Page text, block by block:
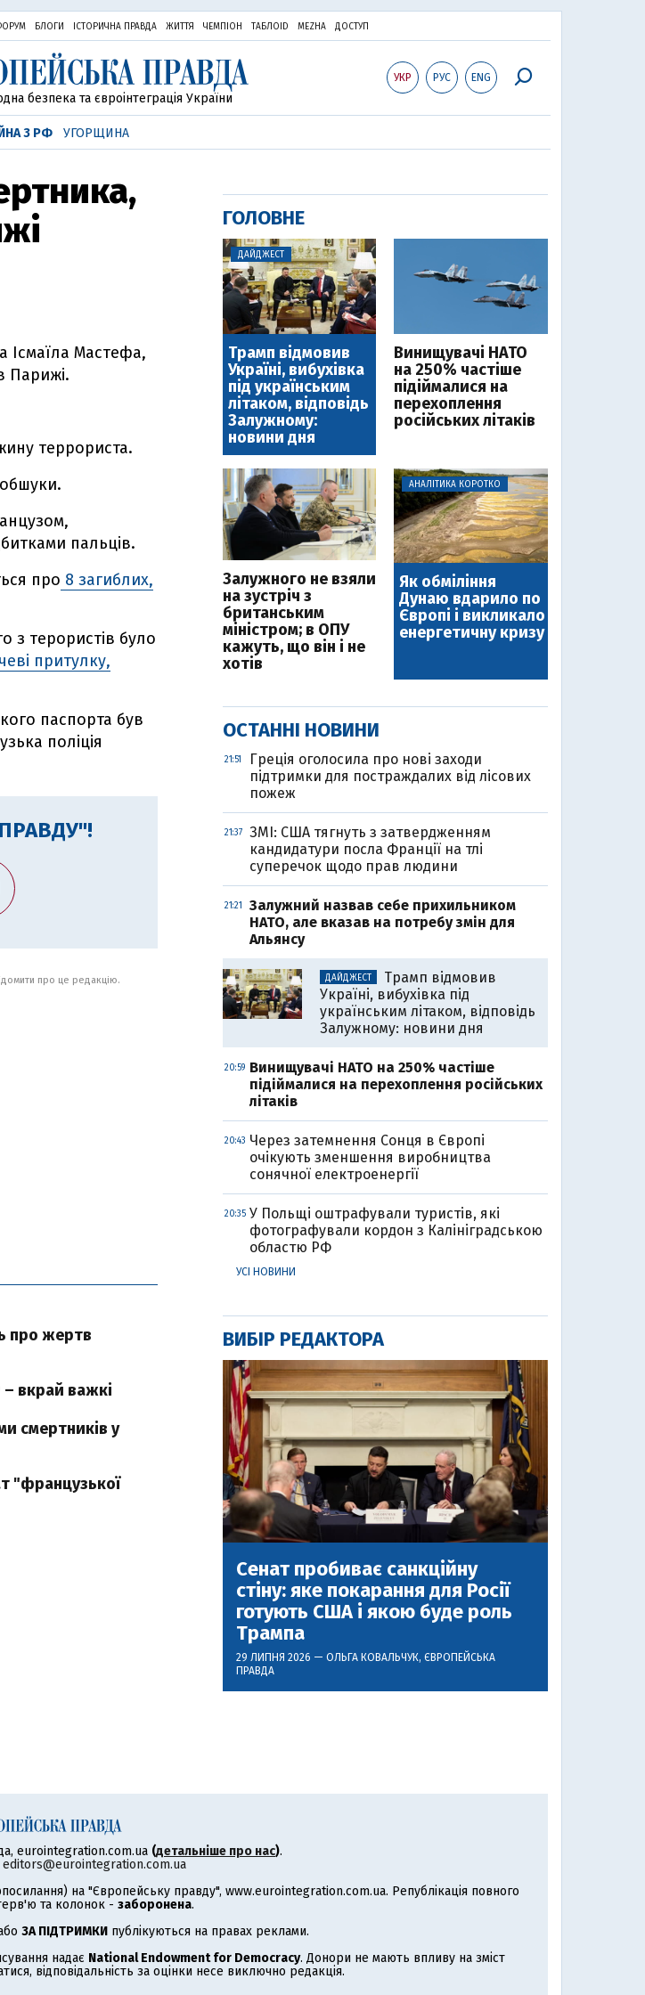
БЛОГИ ІСТОРИЧНА ПРАВДА ЖИТТЯ ЧЕМПІОН ТАБЛОID MEZHA ДОСТУП
УКР РУС ENG
безпека та євроінтеграція України
З РФ УГОРЩИНА
Ісмаїла Мастефа,
Парижі.
террориста.
пальців.
про 8 загиблих,
з терористів було
притулку,
паспорта був
поліція
про це редакцію.
про жертв
вкрай важкі
смертників у
"французької
ГОЛОВНЕ
ДАЙДЖЕСТ
Трамп відмовив
Україні, вибухівка
під українським
літаком, відповідь
Залужному:
новини дня
Винищувачі НАТО
на 250% частіше
підіймалися на
перехоплення
російських літаків
Залужного не взяли
на зустріч з
британським
міністром; в ОПУ
кажуть, що він і не
хотів
АНАЛІТИКА КОРОТКО
Як обміління
Дунаю вдарило по
Європі і викликало
енергетичну кризу
ОСТАННІ НОВИНИ
21:51
Греція оголосила про нові заходи
підтримки для постраждалих від лісових
пожеж
21:37
ЗМІ: США тягнуть з затвердженням
кандидатури посла Франції на тлі
суперечок щодо прав людини
21:21
Залужний назвав себе прихильником
НАТО, але вказав на потребу змін для
Альянсу
ДАЙДЖЕСТ
Трамп відмовив
Україні, вибухівка під
українським літаком, відповідь
Залужному: новини дня
20:59 Винищувачі НАТО на 250% частіше
підіймалися на перехоплення російських
літаків
20:43 Через затемнення Сонця в Європі
очікують зменшення виробництва
сонячної електроенергії
20:35 У Польщі оштрафували туристів, які
фотографували кордон з Калініградською
областю РФ
УСІ НОВИНИ
ВИБІР РЕДАКТОРА
Сенат пробиває санкційну
стіну: яке покарання для Росії
готують США і якою буде роль
Трампа
29 ЛИПНЯ 2026 — ОЛЬГА КОВАЛЬЧУК, ЄВРОПЕЙСЬКА
ПРАВДА
eurointegration.com.ua (детальніше про нас).
editors@eurointegration.com.ua
на "Європейську правду", www.eurointegration.com.ua. Републікація повного
та колонок - заборонена.
ЗА ПІДТРИМКИ публікуються на правах реклами.
надає National Endowment for Democracy. Донори не мають впливу на зміст
відповідальність за оцінки несе виключно редакція.